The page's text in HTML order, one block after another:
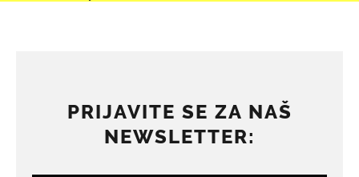
PRIJAVITE SE ZA NAŠ
NEWSLETTER: